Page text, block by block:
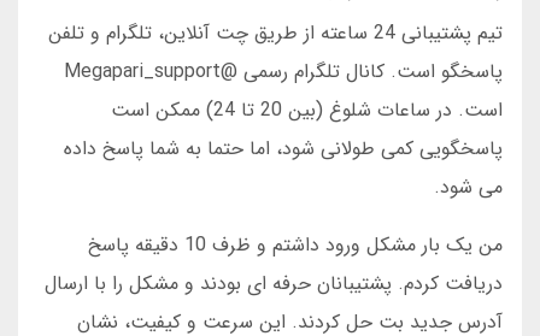
تیم پشتیبانی 24 ساعته از طریق چت آنلاین، تلگرام و تلفن
پاسخگو است. کانال تلگرام رسمی @Megapari_support
است. در ساعات شلوغ (بین 20 تا 24) ممکن است
پاسخگویی کمی طولانی شود، اما حتما به شما پاسخ داده
می شود.
من یک بار مشکل ورود داشتم و ظرف 10 دقیقه پاسخ
دریافت کردم. پشتیبانان حرفه ای بودند و مشکل را با ارسال
آدرس جدید بت حل کردند. این سرعت و کیفیت، نشان